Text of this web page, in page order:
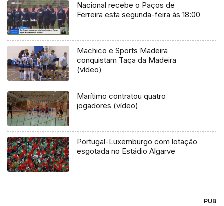
Nacional recebe o Paços de
Ferreira esta segunda-feira às 18:00
Machico e Sports Madeira
conquistam Taça da Madeira
(vídeo)
Marítimo contratou quatro
jogadores (vídeo)
Portugal-Luxemburgo com lotação
esgotada no Estádio Algarve
PUB